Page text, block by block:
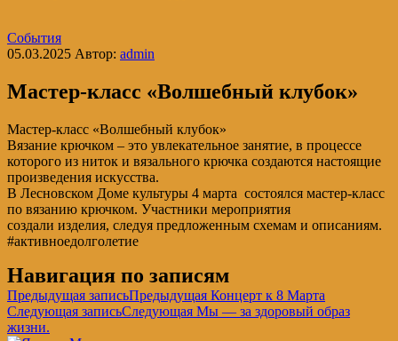
События
05.03.2025 Автор: admin
Мастер-класс «Волшебный клубок»
Мастер-класс «Волшебный клубок»
Вязание крючком – это увлекательное занятие, в процессе
которого из ниток и вязального крючка создаются настоящие
произведения искусства.
В Лесновском Доме культуры 4 марта состоялся мастер-класс
по вязанию крючком. Участники мероприятия
создали изделия, следуя предложенным схемам и описаниям.
#активноедолголетие
Навигация по записям
Предыдущая записьПредыдущая Концерт к 8 Марта
Следующая записьСледующая Мы — за здоровый образ
жизни.